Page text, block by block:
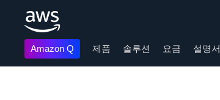
Amazon Q 제품 솔루션 요금 설명서